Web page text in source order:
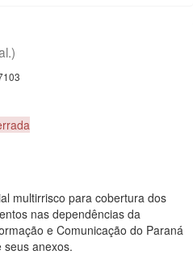
multirrisco para cobertura dos
nas dependências da
e Comunicação do Paraná
seus anexos.